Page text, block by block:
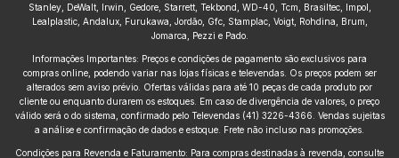
Stanley, DeWalt, Irwin, Gedore, Starrett, Tekbond, WD-40, Tcm, Brasiltec, Impol,
Lealplastic, Andalux, Furukawa, Jordão, Gfc, Stamplac, Voigt, Rohdina, Brum,
Jomarca, Pezzi e Pado.
Informações Importantes: Preços e condições de pagamento são exclusivos para
compras online, podendo variar nas lojas físicas e televendas. Os preços podem ser
alterados sem aviso prévio. Ofertas válidas para até 10 peças de cada produto por
cliente ou enquanto durarem os estoques. Em caso de divergência de valores, o preço
válido será o do sistema, confirmado pelo Televendas (41) 3226-4366. Vendas sujeitas
a análise e confirmação de dados e estoque. Frete não incluso nas promoções.
Condições para Revenda e Faturamento: Para compras destinadas à revenda, consulte